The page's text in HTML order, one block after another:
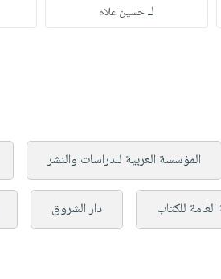
لـحسين علام
المؤسسة العربية للدراسات والنشر
للكتاب دار الشروق